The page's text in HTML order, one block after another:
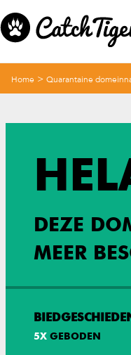
Home > Quarantaine
DEZE
MEER
5X GEBODEN